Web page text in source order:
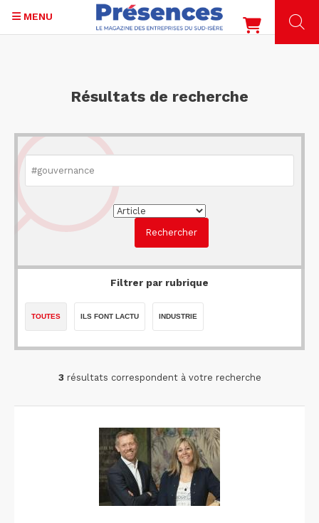
MENU
Résultats de recherche
Filtrer par rubrique
TOUTES ILS FONT LACTU INDUSTRIE
3résultats correspondent à votre recherche